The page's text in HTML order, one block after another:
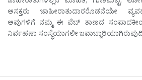
ಆಸಕ್ತರು ಜಾಹೀರಾತುದಾರರೊಡನೆಯೇ
ಅವುಗಳಿಗೆ ನಮ್ಮ ಈ ವೆಬ್ ತಾಣದ
ನಿರ್ವಹಣಾ ಸಂಸ್ಥೆಯಾಗಲೀ